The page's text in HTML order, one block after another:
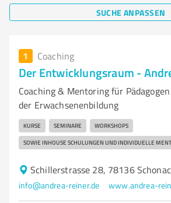
SUCHE ANPASSEN
1 Coaching
Der Entwicklungsraum -
Coaching & Mentoring für
der Erwachsenenbildung
KURSE SEMINARE WORKSHOPS
SOWIE INHOUSE SCHULUNGEN UND INDIVIDUELLE
Schillerstrasse 28, 78136
info@andrea-reiner.de www.andrea-